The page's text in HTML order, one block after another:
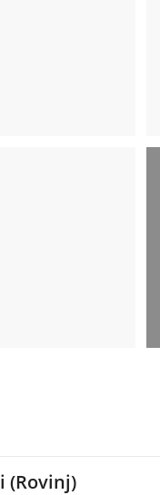
(Rovinj)